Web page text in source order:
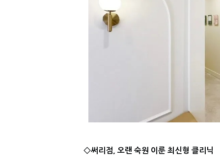
◇써리점 오랜 숙원 이룬 최신형 클리닉